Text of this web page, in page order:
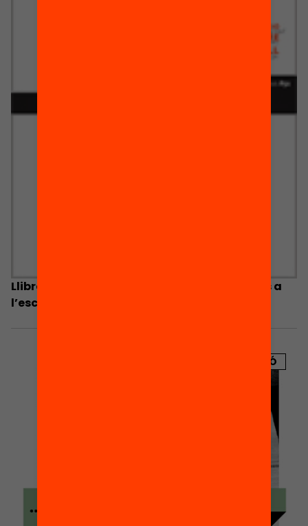
Llibre Blanc de la participació de les famílies a
l’escola
PUBLICACIÓ